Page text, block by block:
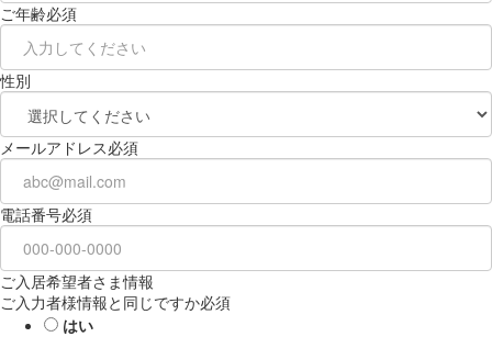
ご年齢必須
性別
メールアドレス必須
電話番号必須
ご入居希望者さま情報
ご入力者様情報と同じですか必須
はい